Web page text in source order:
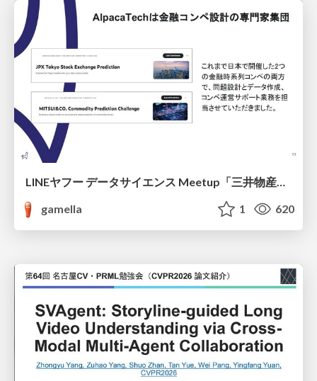
LINEヤフー データサイエンス Meetup「三井物産コモディティ予測チャレンジ」の舞台裏-AlpacaTechパート
gamella
1 620